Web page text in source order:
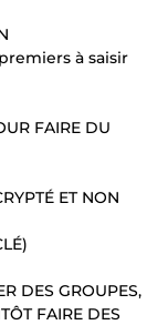
à saisir
FAIRE DU
ET NON
DES GROUPES,
FAIRE DES